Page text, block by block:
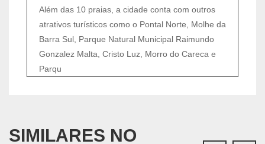
Além das 10 praias, a cidade conta com outros
atrativos turísticos como o Pontal Norte, Molhe da
Barra Sul, Parque Natural Municipal Raimundo
Gonzalez Malta, Cristo Luz, Morro do Careca e
Parqu
SIMILARES NO